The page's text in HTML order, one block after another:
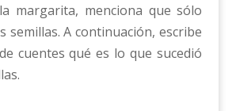
margarita, menciona que sólo
semillas. A continuación, escribe
cuentes qué es lo que sucedió